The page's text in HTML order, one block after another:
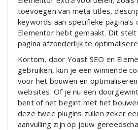
toevoegen van meta titles,
keywords aan specifieke pagina’s
Elementor hebt gemaakt. Dit
pagina afzonderlijk te
Kortom, door Yoast SEO en
gebruiken, kun je een winnende
voor het bouwen en
websites. Of je nu een
bent of net begint met het
deze twee plugins zullen zeker
aanvulling zijn op jouw